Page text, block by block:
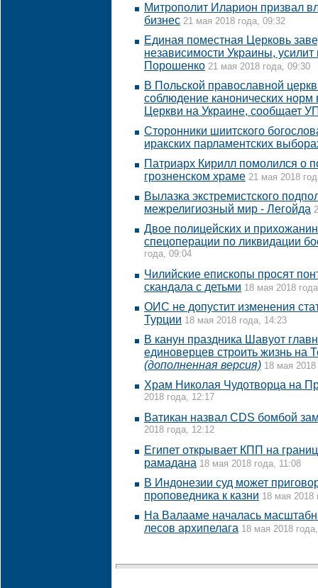
Митрополит Иларион призвал
бизнес 21 мая 2018 года, 09:32
Единая поместная Церковь
независимости Украины, усилит
Порошенко 21 мая 2018 года, 09:30
В Польской православной
соблюдение канонических
Церкви на Украине, сообщает
Сторонники шиитского
иракских парламентских
Патриарх Кирилл помолился о
грозненском храме 21 мая 2018
Вылазка экстремистского
межрелигиозный мир - Легойда
Двое полицейских и
спецоперации по ликвидации
года, 09:04
Чилийские епископы просят
скандала с детьми 18 мая 2018
ОИС не допустит изменения
Турции 18 мая 2018 года, 14:23
В канун праздника Шавуот
единоверцев строить жизнь на
(дополненная версия) 18 мая
Храм Николая Чудотворца на
2018 года, 12:17
Ватикан назвал CDS бомбой
2018 года, 12:12
Египет открывает КПП на
рамадана 18 мая 2018 года, 11:08
В Индонезии суд может
проповедника к казни 18 мая 2018
На Валааме началась
лесов архипелага 18 мая 2018